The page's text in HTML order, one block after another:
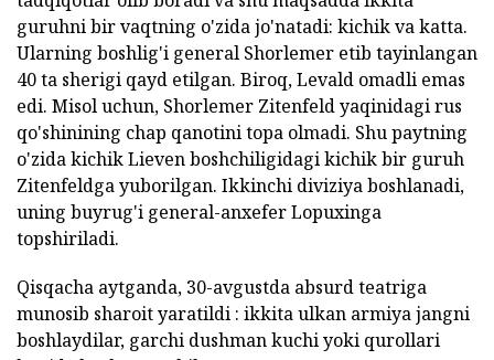
guruhni bir vaqtning o'zida jo'natadi: kichik va katta.
Ularning boshlig'i general Shorlemer etib tayinlangan
40 ta sherigi qayd etilgan. Biroq, Levald omadli emas
edi. Misol uchun, Shorlemer Zitenfeld yaqinidagi rus
qo'shinining chap qanotini topa olmadi. Shu paytning
o'zida kichik Lieven boshchiligidagi kichik bir guruh
Zitenfeldga yuborilgan. Ikkinchi diviziya boshlanadi,
uning buyrug'i general-anxefer Lopuxinga
topshiriladi.
Qisqacha aytganda, 30-avgustda absurd teatriga
munosib sharoit yaratildi : ikkita ulkan armiya jangni
boshlaydilar, garchi dushman kuchi yoki qurollari